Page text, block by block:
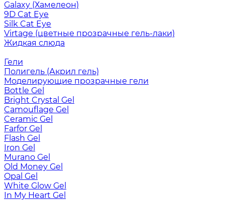
Galaxy (Хамелеон)
9D Cat Eye
Silk Cat Eye
Virtage (цветные прозрачные гель-лаки)
Жидкая слюда
Гели
Полигель (Акрил гель)
Моделирующие прозрачные гели
Bottle Gel
Bright Crystal Gel
Camouflage Gel
Ceramic Gel
Farfor Gel
Flash Gel
Iron Gel
Murano Gel
Old Money Gel
Opal Gel
White Glow Gel
In My Heart Gel